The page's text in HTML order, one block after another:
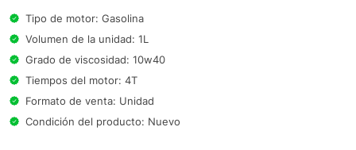
Tipo de motor: Gasolina
Volumen de la unidad: 1L
Grado de viscosidad: 10w40
Tiempos del motor: 4T
Formato de venta: Unidad
Condición del producto: Nuevo